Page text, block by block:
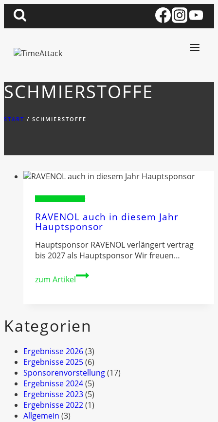
Zum
Inhalt
springen
SCHMIERSTOFFE
START / SCHMIERSTOFFE
RAVENOL auch in diesem Jahr
Hauptsponsor
Hauptsponsor RAVENOL verlängert vertrag
bis 2027 als Hauptsponsor Wir freuen…
zum Artikel
RAVENOL
Hauptsponsor
Kategorien
Ergebnisse 2026(3)
Ergebnisse 2025(6)
Sponsorenvorstellung(17)
Ergebnisse 2024(5)
Ergebnisse 2023(5)
Ergebnisse 2022(1)
Allgemein (3)